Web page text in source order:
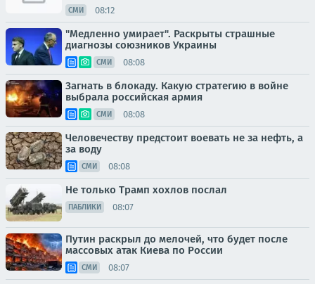
СМИ 08:12
"Медленно умирает". Раскрыты страшные
диагнозы союзников Украины
СМИ 08:08
Загнать в блокаду. Какую стратегию в войне
выбрала российская армия
СМИ 08:08
Человечеству предстоит воевать не за нефть, а
за воду
СМИ 08:08
Не только Трамп хохлов послал
ПАБЛИКИ 08:07
Путин раскрыл до мелочей, что будет после
массовых атак Киева по России
СМИ 08:07